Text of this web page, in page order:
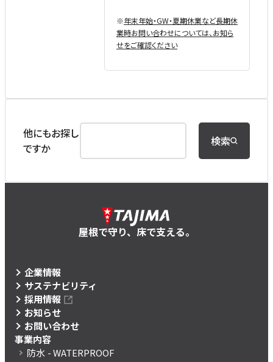
※年末年始・GW・夏期休業など⻑期休
業時お問い合わせについては、お知ら
せをご確認ください
他にもお探し
ですか
検索
屋根で守り、床で支える。
企業情報
サステナビリティ
採用情報
お知らせ
お問い合わせ
事業内容
防水 - WATERPROOF